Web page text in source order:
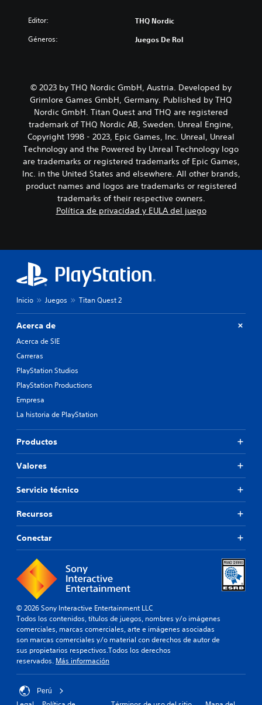
Editor: THQ Nordic
Géneros: Juegos De Rol
© 2023 by THQ Nordic GmbH, Austria. Developed by
Grimlore Games GmbH, Germany. Published by THQ
Nordic GmbH. Titan Quest and THQ are registered
trademark of THQ Nordic AB, Sweden. Unreal Engine,
Copyright 1998 - 2023, Epic Games, Inc. Unreal, Unreal
Technology and the Powered by Unreal Technology logo
are trademarks or registered trademarks of Epic Games,
Inc. in the United States and elsewhere. All other brands,
product names and logos are trademarks or registered
trademarks of their respective owners.
Política de privacidad y EULA del juego
Inicio Juegos Titan Quest 2
Acerca de
Acerca de SIE
Carreras
PlayStation Studios
PlayStation Productions
Empresa
La historia de PlayStation
Productos
Valores
Servicio técnico
Recursos
Conectar
© 2026 Sony Interactive Entertainment LLC
Todos los contenidos, títulos de juegos, nombres y/o imágenes
comerciales, marcas comerciales, arte e imágenes asociadas
son marcas comerciales y/o material con derechos de autor de
sus propietarios respectivos.Todos los derechos
reservados. Más información
Perú